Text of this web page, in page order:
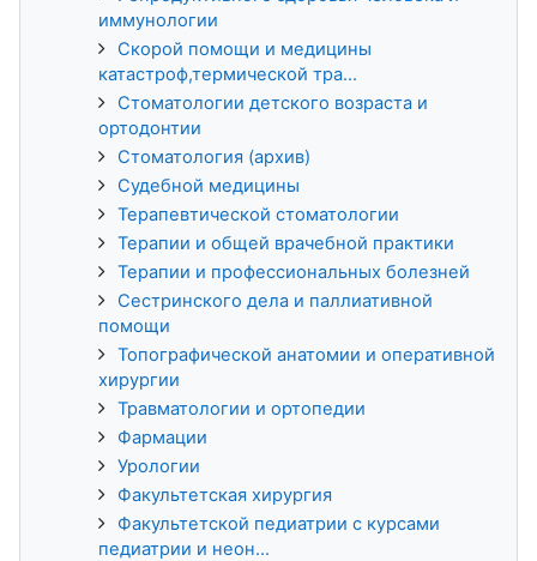
иммунологии
Скорой помощи и медицины
катастроф,термической тра...
Стоматологии детского возраста и
ортодонтии
Стоматология (архив)
Судебной медицины
Терапевтической стоматологии
Терапии и общей врачебной практики
Терапии и профессиональных болезней
Сестринского дела и паллиативной
помощи
Топографической анатомии и оперативной
хирургии
Травматологии и ортопедии
Фармации
Урологии
Факультетская хирургия
Факультетской педиатрии с курсами
педиатрии и неон...